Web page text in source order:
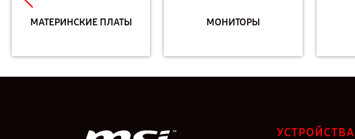
МАТЕРИНСКИЕ ПЛАТЫ МОНИТОРЫ
УСТРОЙСТВА